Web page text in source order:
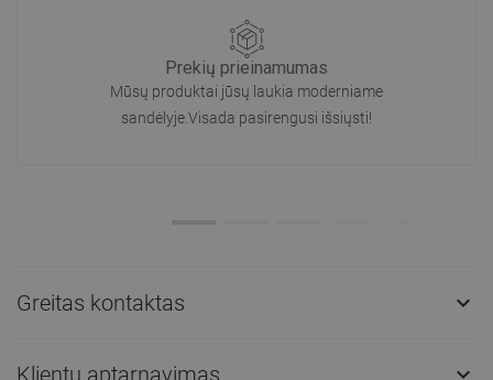
Prekių prieinamumas
Mūsų produktai jūsų laukia moderniame
sandėlyje.Visada pasirengusi išsiųsti!
Greitas kontaktas 
Klientų aptarnavimas 